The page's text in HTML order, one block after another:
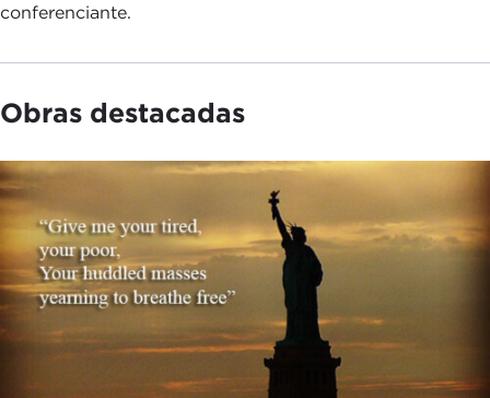
conferenciante.
Obras destacadas